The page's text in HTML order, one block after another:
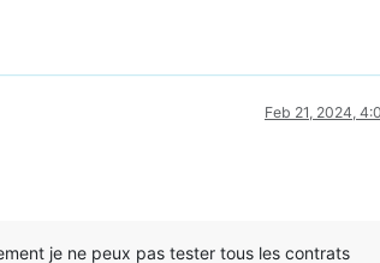
Feb 21, 2024,
je ne peux pas tester tous les contrats